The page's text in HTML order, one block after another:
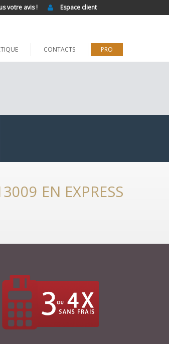
Espace client
votre avis !
CONTACTS PRO
EN EXPRESS